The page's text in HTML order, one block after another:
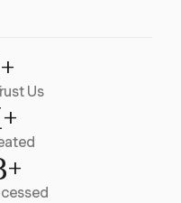
Us